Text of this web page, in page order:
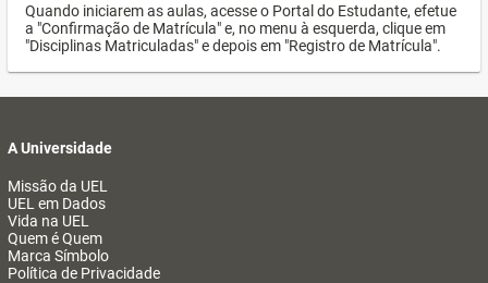
Quando iniciarem as aulas, acesse o Portal do Estudante, efetue
a "Confirmação de Matrícula" e, no menu à esquerda, clique em
"Disciplinas Matriculadas" e depois em "Registro de Matrícula".
A Universidade
Missão da UEL
UEL em Dados
Vida na UEL
Quem é Quem
Marca Símbolo
Política de Privacidade